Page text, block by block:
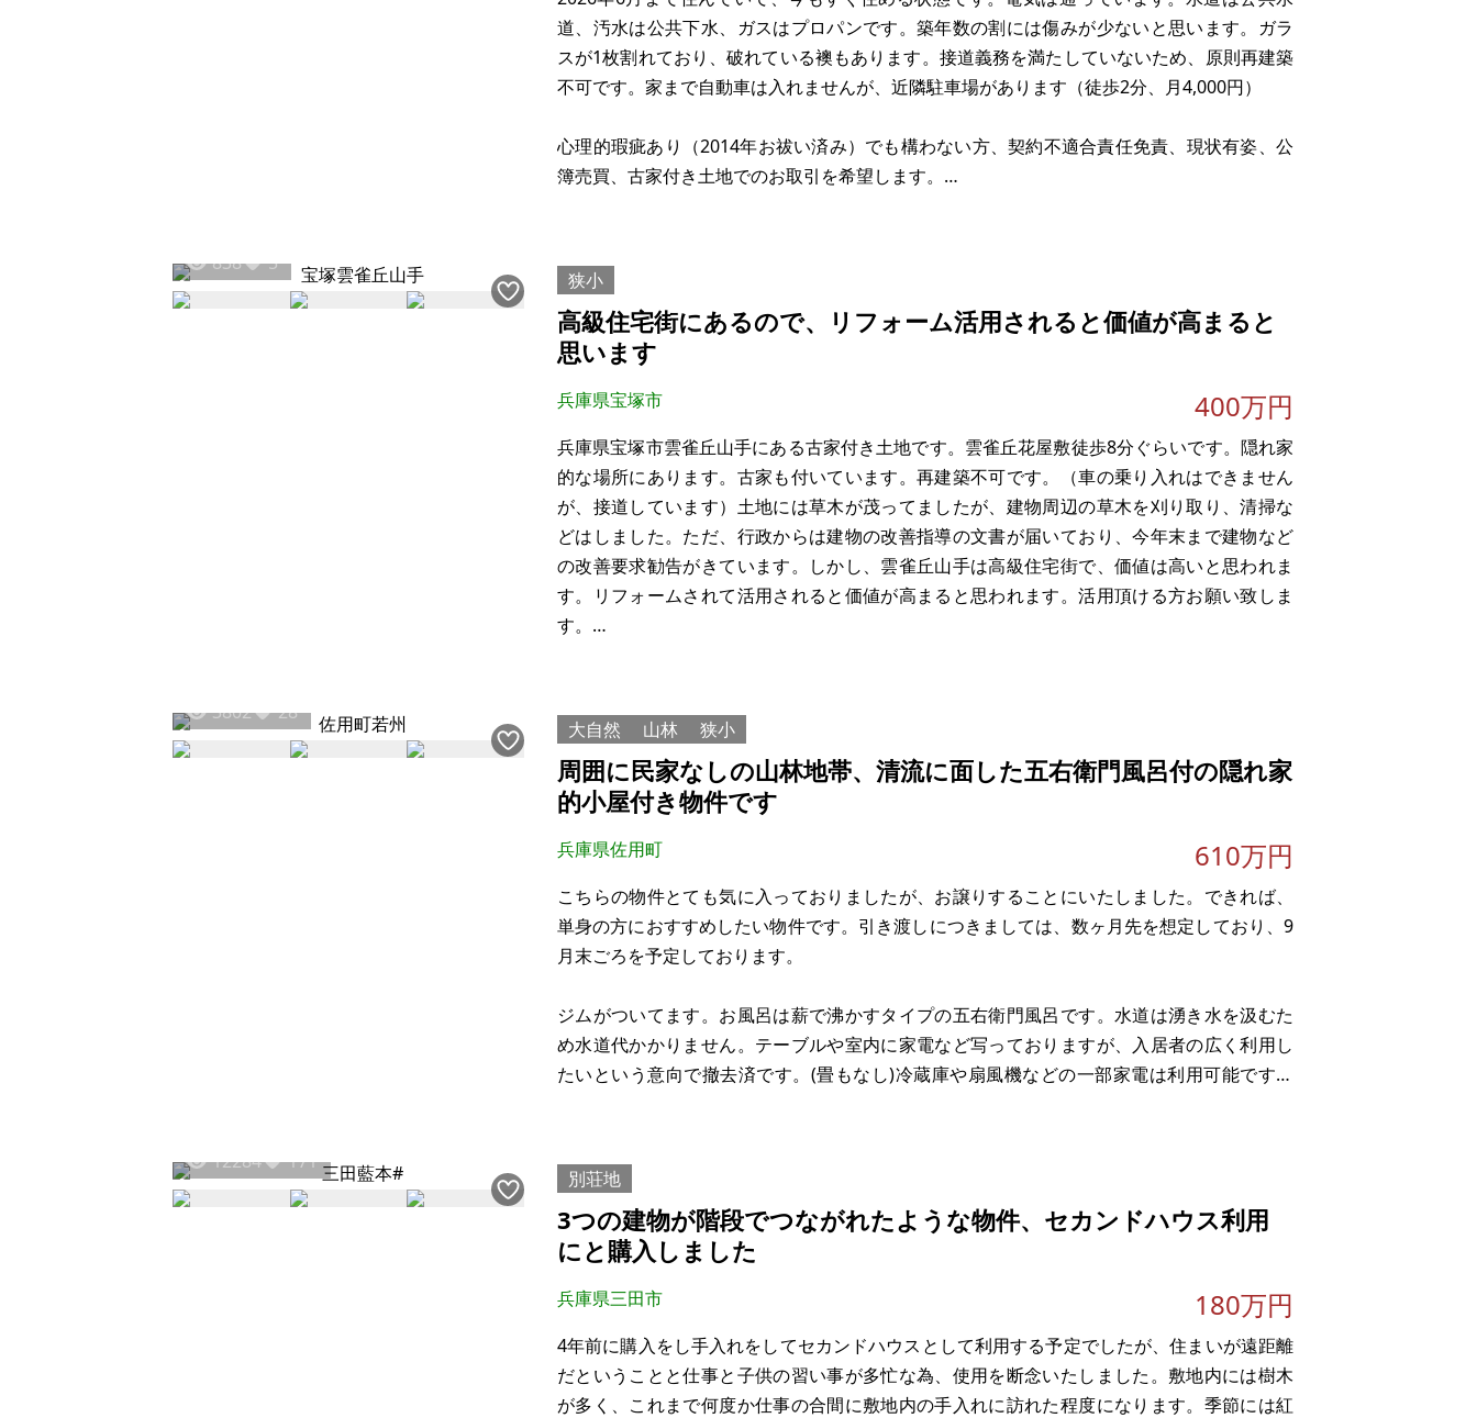
道、汚水は公共下水、ガスはプロパンです。築年数の割には傷みが少ないと思います。ガラ
スが1枚割れており、破れている襖もあります。接道義務を満たしていないため、原則再建築
不可です。家まで自動車は入れませんが、近隣駐車場があります（徒歩2分、月4,000円）
心理的瑕疵あり（2014年お祓い済み）でも構わない方、契約不適合責任免責、現状有姿、公
簿売買、古家付き土地でのお取引を希望します。
場所：兵庫県姫路市網干区浜田
土地：96.85㎡（登記簿）
建物：1F 61.97㎡、2F 50.
838 5
狭小
高級住宅街にあるので、リフォーム活用されると価値が高まると
思います
兵庫県宝塚市 400万円
兵庫県宝塚市雲雀丘山手にある古家付き土地です。雲雀丘花屋敷徒歩8分ぐらいです。隠れ家
的な場所にあります。古家も付いています。再建築不可です。（車の乗り入れはできません
が、接道しています）土地には草木が茂ってましたが、建物周辺の草木を刈り取り、清掃な
どはしました。ただ、行政からは建物の改善指導の文書が届いており、今年末まで建物など
の改善要求勧告がきています。しかし、雲雀丘山手は高級住宅街で、価値は高いと思われま
す。リフォームされて活用されると価値が高まると思われます。活用頂ける方お願い致しま
す。
場所：兵庫県宝塚市雲雀丘山手
土地：296㎡
建物：40.26㎡
構造：
3802 28
大自然 山林 狭小
周囲に民家なしの山林地帯、清流に面した五右衛門風呂付の隠れ家
的小屋付き物件です
兵庫県佐用町 610万円
こちらの物件とても気に入っておりましたが、お譲りすることにいたしました。できれば、
単身の方におすすめしたい物件です。引き渡しにつきましては、数ヶ月先を想定しており、9
月末ごろを予定しております。
ジムがついてます。お風呂は薪で沸かすタイプの五右衛門風呂です。水道は湧き水を汲むた
め水道代かかりません。テーブルや室内に家電など写っておりますが、入居者の広く利用し
たいという意向で撤去済です。(畳もなし)冷蔵庫や扇風機などの一部家電は利用可能ですの
【物件概要】※古
12284 171
別荘地
3つの建物が階段でつながれたような物件、セカンドハウス利用
にと購入しました
兵庫県三田市 180万円
4年前に購入をし手入れをしてセカンドハウスとして利用する予定でしたが、住まいが遠距離
だということと仕事と子供の習い事が多忙な為、使用を断念いたしました。敷地内には樹木
が多く、これまで何度か仕事の合間に敷地内の手入れに訪れた程度になります。季節には紅